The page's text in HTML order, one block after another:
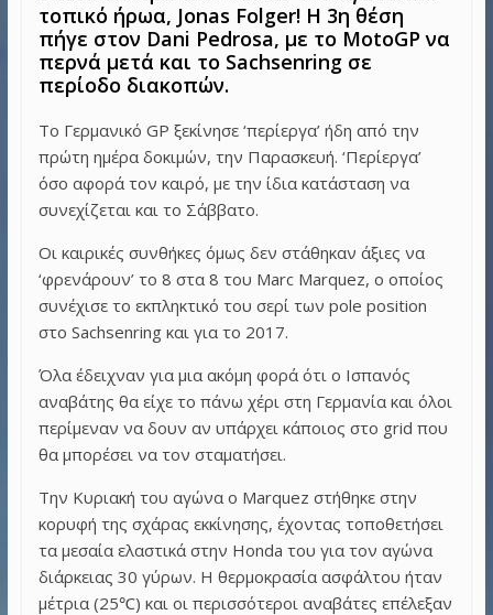
τοπικό ήρωα, Jonas Folger! Η 3η θέση
πήγε στον Dani Pedrosa, με το MotoGP να
περνά μετά και το Sachsenring σε
περίοδο διακοπών.
Το Γερμανικό GP ξεκίνησε ‘περίεργα’ ήδη από την
πρώτη ημέρα δοκιμών, την Παρασκευή. ‘Περίεργα’
όσο αφορά τον καιρό, με την ίδια κατάσταση να
συνεχίζεται και το Σάββατο.
Οι καιρικές συνθήκες όμως δεν στάθηκαν άξιες να
‘φρενάρουν’ το 8 στα 8 του Marc Marquez, ο οποίος
συνέχισε το εκπληκτικό του σερί των pole position
στο Sachsenring και για το 2017.
Όλα έδειχναν για μια ακόμη φορά ότι ο Ισπανός
αναβάτης θα είχε το πάνω χέρι στη Γερμανία και όλοι
περίμεναν να δουν αν υπάρχει κάποιος στο grid που
θα μπορέσει να τον σταματήσει.
Την Κυριακή του αγώνα ο Marquez στήθηκε στην
κορυφή της σχάρας εκκίνησης, έχοντας τοποθετήσει
τα μεσαία ελαστικά στην Honda του για τον αγώνα
διάρκειας 30 γύρων. Η θερμοκρασία ασφάλτου ήταν
μέτρια (25℃) και οι περισσότεροι αναβάτες επέλεξαν